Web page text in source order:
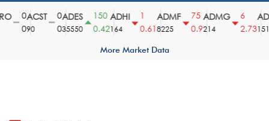
ACST
90
ADES
35550
150
0.42
ADHI
164
0.61
ADMF
8225
75
0.9
ADMG
214
2.731510
More Market Data